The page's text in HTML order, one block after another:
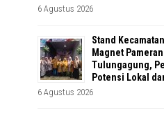
6 Agustus 2026
Stand
Magnet
Tulungagung,
Potensi Lokal
6 Agustus 2026